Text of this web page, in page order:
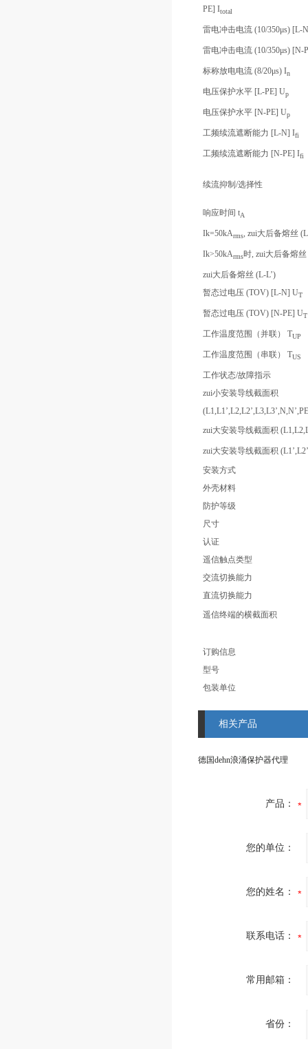
PE] Itotal
雷电冲击电流 (10/350μs) [L-
雷电冲击电流 (10/350μs) [N-
标称放电电流 (8/20μs) In
电压保护水平 [L-PE] Up
电压保护水平 [N-PE] Up
工频续流遮断能力 [L-N] Ifi
工频续流遮断能力 [N-PE] Ifi
续流抑制/选择性
响应时间 tA
Ik=50kArms, zui大后备熔丝
Ik>50kArms时, zui大后备熔
zui大后备熔丝 (L-L’)
暂态过电压 (TOV) [L-N] UT
暂态过电压 (TOV) [N-PE] UT
工作温度范围（并联） TUP
工作温度范围（串联） TUS
工作状态/故障指示
zui小安装导线截面积
zui大安装导线截面积
zui大安装导线截面积
安装方式
外壳材料
防护等级
尺寸
认证
遥信触点类型
交流切换能力
直流切换能力
遥信终端的横截面积
订购信息
型号
包装单位
相关产品
德国dehn浪涌保护器代理
产品：
您的单位：
您的姓名：
联系电话：
常用邮箱：
省份：